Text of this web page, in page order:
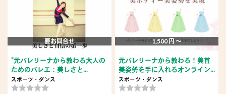
要お問合せ
"元バレリーナから教わる大人の
ためのバレエ：美しさと...
スポーツ・ダンス
1,500 円 〜
元バレリーナから教わる！美首
美姿勢を手に入れるオンライン...
スポーツ・ダンス